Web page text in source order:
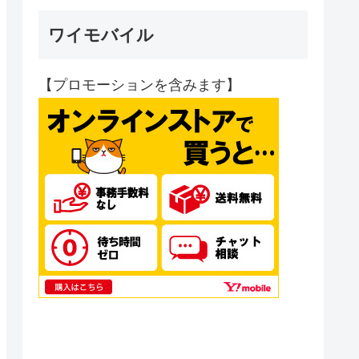
ワイモバイル
【プロモーションを含みます】